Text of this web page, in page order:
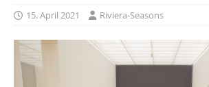
15. April 2021 Riviera-Seasons